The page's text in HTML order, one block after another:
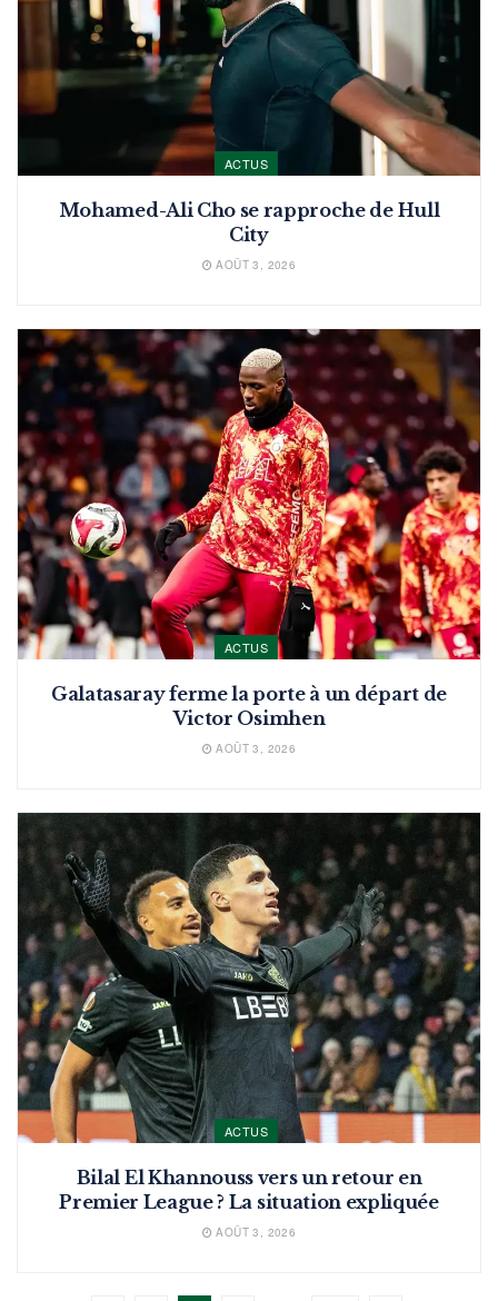
ACTUS
Mohamed-Ali Cho se rapproche de Hull
City
AOÛT 3, 2026
ACTUS
Galatasaray ferme la porte à un départ de
Victor Osimhen
AOÛT 3, 2026
ACTUS
Bilal El Khannouss vers un retour en
Premier League ? La situation expliquée
AOÛT 3, 2026